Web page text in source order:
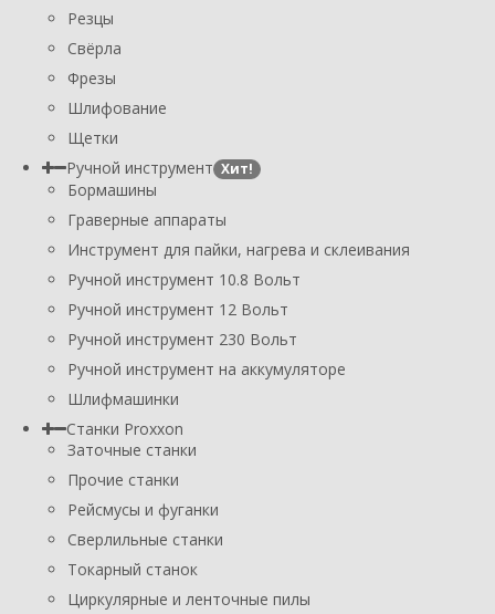
Резцы
Свёрла
Фрезы
Шлифование
Щетки
Ручной инструмент Хит!
Бормашины
Граверные аппараты
Инструмент для пайки, нагрева и склеивания
Ручной инструмент 10.8 Вольт
Ручной инструмент 12 Вольт
Ручной инструмент 230 Вольт
Ручной инструмент на аккумуляторе
Шлифмашинки
Станки Proxxon
Заточные станки
Прочие станки
Рейсмусы и фуганки
Сверлильные станки
Токарный станок
Циркулярные и ленточные пилы